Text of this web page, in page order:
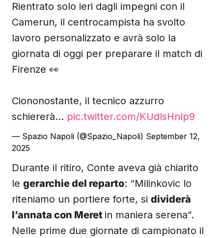
Rientrato solo ieri dagli impegni con il
Camerun, il centrocampista ha svolto
lavoro personalizzato e avrà solo la
giornata di oggi per preparare il match di
Firenze 👀
Ciononostante, il tecnico azzurro
schiererà… pic.twitter.com/KUdlsHnlp9
— Spazio Napoli (@Spazio_Napoli) September 12,
2025
Durante il ritiro, Conte aveva già chiarito
le gerarchie del reparto: “Milinkovic lo
riteniamo un portiere forte, si dividerà
l’annata con Meret in maniera serena”.
Nelle prime due giornate di campionato il